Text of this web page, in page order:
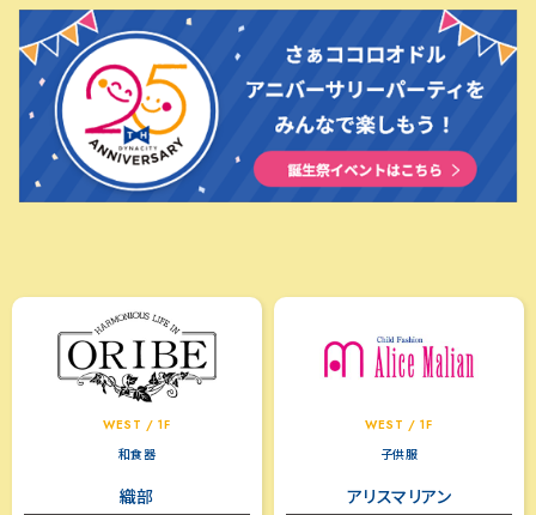
WEST / 1F
和食器
織部
WEST / 1F
子供服
アリスマリアン